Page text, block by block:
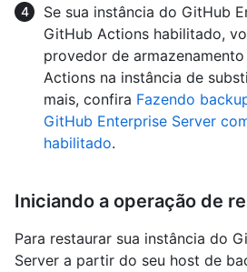
Se sua instância do GitHub
GitHub Actions habilitado,
provedor de
Actions na instância de
mais, confira Fazendo
GitHub Enterprise Server
habilitado.
Iniciando a operação de
Para restaurar sua instância do
Server a partir do seu host de